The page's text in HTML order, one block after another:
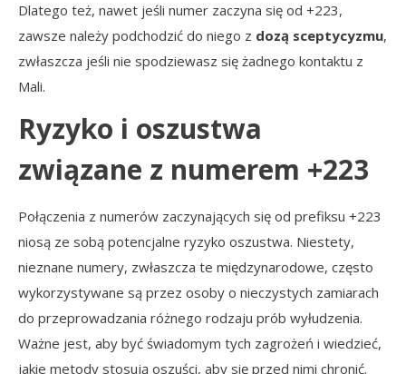
Dlatego też, nawet jeśli numer zaczyna się od +223,
zawsze należy podchodzić do niego z dozą sceptycyzmu,
zwłaszcza jeśli nie spodziewasz się żadnego kontaktu z
Mali.
Ryzyko i oszustwa
związane z numerem +223
Połączenia z numerów zaczynających się od prefiksu +223
niosą ze sobą potencjalne ryzyko oszustwa. Niestety,
nieznane numery, zwłaszcza te międzynarodowe, często
wykorzystywane są przez osoby o nieczystych zamiarach
do przeprowadzania różnego rodzaju prób wyłudzenia.
Ważne jest, aby być świadomym tych zagrożeń i wiedzieć,
jakie metody stosują oszuści, aby się przed nimi chronić.